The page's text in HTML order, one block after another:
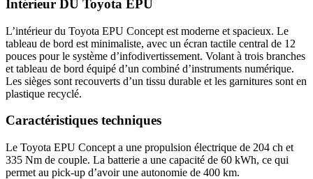
Intérieur DU Toyota EPU
L’intérieur du Toyota EPU Concept est moderne et spacieux. Le
tableau de bord est minimaliste, avec un écran tactile central de 12
pouces pour le système d’infodivertissement. Volant à trois branches
et tableau de bord équipé d’un combiné d’instruments numérique.
Les sièges sont recouverts d’un tissu durable et les garnitures sont en
plastique recyclé.
Caractéristiques techniques
Le Toyota EPU Concept a une propulsion électrique de 204 ch et
335 Nm de couple. La batterie a une capacité de 60 kWh, ce qui
permet au pick-up d’avoir une autonomie de 400 km.